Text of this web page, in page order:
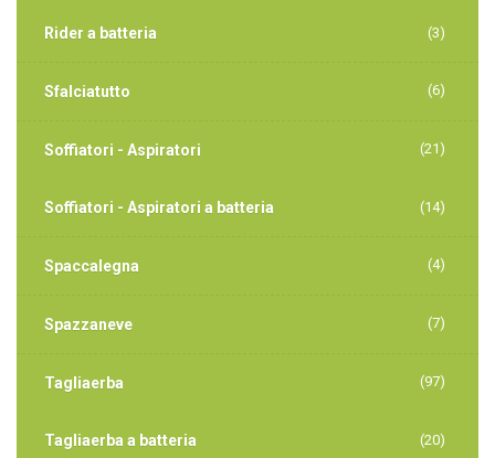
Rider a batteria (3)
Sfalciatutto (6)
Soffiatori - Aspiratori (21)
Soffiatori - Aspiratori a batteria (14)
Spaccalegna (4)
Spazzaneve (7)
Tagliaerba (97)
Tagliaerba a batteria (20)